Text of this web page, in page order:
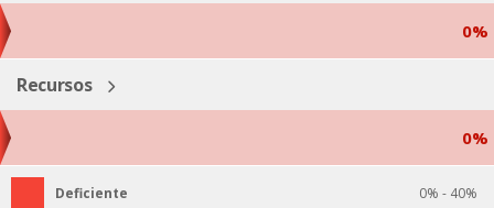
0%
Recursos
0%
Deficiente
0% - 40%